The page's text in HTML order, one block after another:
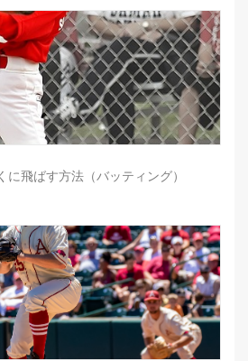
に飛ばす方法（バッティング）